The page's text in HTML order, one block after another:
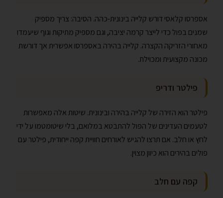
אספרסו קלאסי דורש קלייה בינונית-כהה. הסיבה: צריך מספיק
שמנים בפול כדי לייצר קרמה יציבה, וגם מספיק מתיקות וגוף שיעמדו
מאחורי הזריקה הקצרה. קלייה בהירה באספרסו אפשרית אך דורשת
מכונה מקצועית ומכוילת.
פילטר ודריפ
פילטר הוא הזירה של קלייה בהירה ובינונית. שיטות אלה מאפשרות
לטעמים העדינים של הפול להתבטא במלואם, בלי שיטומטמו על ידי
לחץ או חלב. אם תרצו להגיש לאורחים חוויית קפה ייחודית, פילטר עם
פולים בהירים הוא כיוון מצוין.
קפה עם חלב